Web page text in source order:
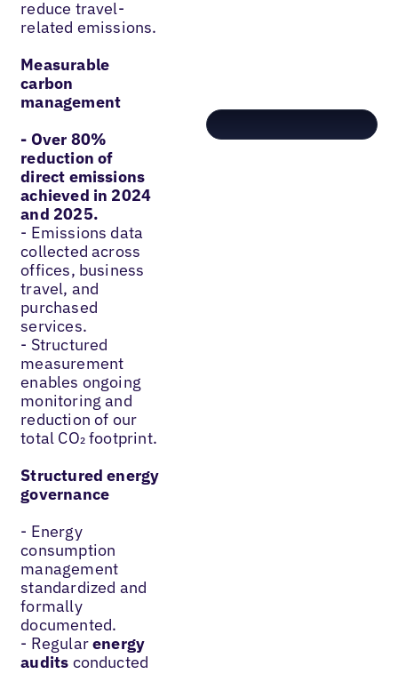
reduce travel-
related emissions.
Measurable
carbon
management
- Over 80%
reduction of
direct emissions
achieved in 2024
and 2025.
- Emissions data
collected across
offices, business
travel, and
purchased
services.
- Structured
measurement
enables ongoing
monitoring and
reduction of our
total CO₂ footprint.
Structured energy
governance
- Energy
consumption
management
standardized and
formally
documented.
- Regularenergy
audits conducted